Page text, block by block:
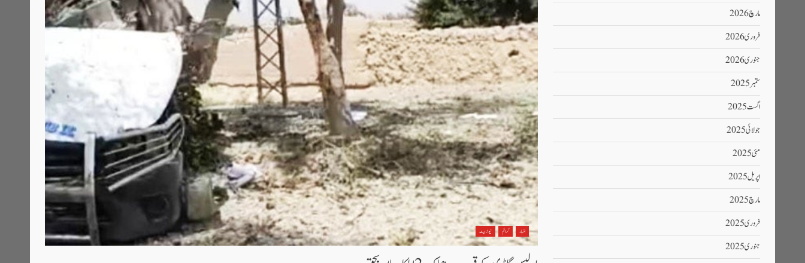
اخبار کرائم نیوز بیٹ
مارچ 2026
فروری 2026
جنوری 2026
ستمبر 2025
اگست 2025
جولائی 2025
مئی 2025
اپریل 2025
مارچ 2025
فروری 2025
جنوری 2025